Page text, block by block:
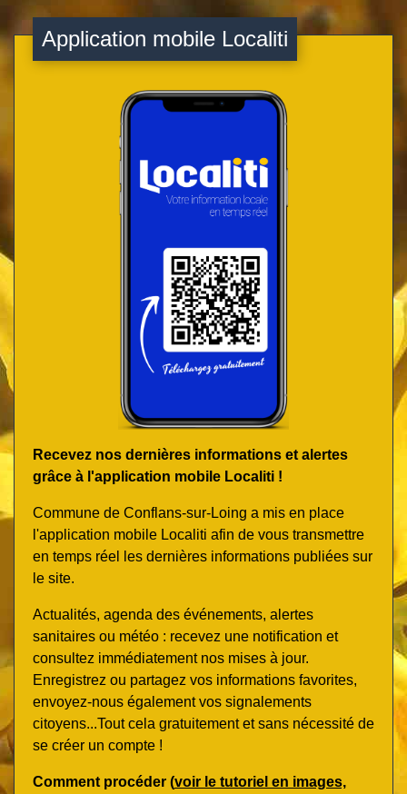
Application mobile Localiti
Recevez nos dernières informations et alertes
grâce à l'application mobile Localiti !
Commune de Conflans-sur-Loing a mis en place
l'application mobile Localiti afin de vous transmettre
en temps réel les dernières informations publiées sur
le site.
Actualités, agenda des événements, alertes
sanitaires ou météo : recevez une notification et
consultez immédiatement nos mises à jour.
Enregistrez ou partagez vos informations favorites,
envoyez-nous également vos signalements
citoyens...Tout cela gratuitement et sans nécessité de
se créer un compte !
Comment procéder (voir le tutoriel en images,